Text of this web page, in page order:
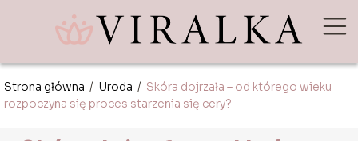
Strona główna / Uroda / Skóra dojrzała – od którego wieku
rozpoczyna się proces starzenia się cery?